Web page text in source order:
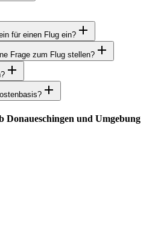
für einen Flug ein?
Frage zum Flug stellen?
Donaueschingen und Umgebung